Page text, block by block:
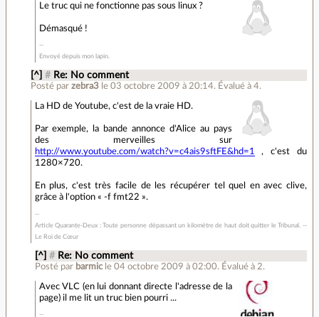
Le truc qui ne fonctionne pas sous linux ?
Démasqué !
Envoyé depuis mon lapin.
[^] # Re: No comment
Posté par zebra3 le 03 octobre 2009 à 20:14. Évalué à 4.
La HD de Youtube, c'est de la vraie HD.
Par exemple, la bande annonce d'Alice au pays
des merveilles sur
http://www.youtube.com/watch?v=c4ais9sftFE&hd=1
, c'est du
1280×720.
En plus, c'est très facile de les récupérer tel quel en avec clive,
grâce à l'option « -f fmt22 ».
Article Quarante-Deux : Toute personne dépassant un kilomètre de haut doit quitter le Tribunal. --
Le Roi de Cœur
[^] # Re: No comment
Posté par barmic le 04 octobre 2009 à 02:00. Évalué à 2.
Avec VLC (en lui donnant directe l'adresse de la
page) il me lit un truc bien pourri ...